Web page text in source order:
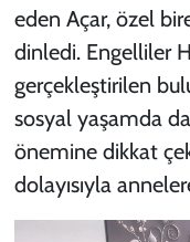
eden Açar, özel
dinledi. Engelliler
gerçekleştirilen
sosyal yaşamda
önemine dikkat
dolayısıyla